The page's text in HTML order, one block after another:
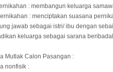
: membangun keluarga
: menciptakan suasana
jawab sebagai istri/ ibu dengan
keluarga sebagai sarana
Mutlak Calon Pasangan :
nonfisik :